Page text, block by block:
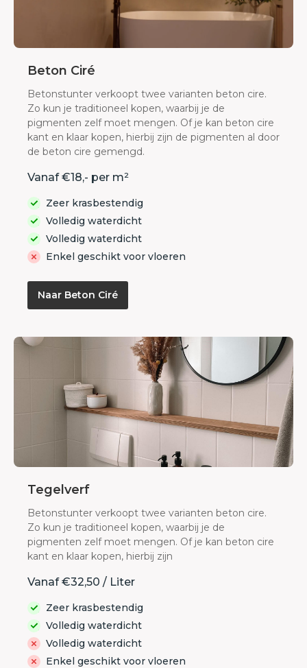
Beton Ciré
Betonstunter verkoopt twee varianten beton cire.
Zo kun je traditioneel kopen, waarbij je de
pigmenten zelf moet mengen. Of je kan beton cire
kant en klaar kopen, hierbij zijn de pigmenten al door
de beton cire gemengd.
Vanaf €18,- per m²
Zeer krasbestendig
Volledig waterdicht
Volledig waterdicht
Enkel geschikt voor vloeren
Naar Beton Ciré
Tegelverf
Betonstunter verkoopt twee varianten beton cire.
Zo kun je traditioneel kopen, waarbij je de
pigmenten zelf moet mengen. Of je kan beton cire
kant en klaar kopen, hierbij zijn
Vanaf €32,50 / Liter
Zeer krasbestendig
Volledig waterdicht
Volledig waterdicht
Enkel geschikt voor vloeren